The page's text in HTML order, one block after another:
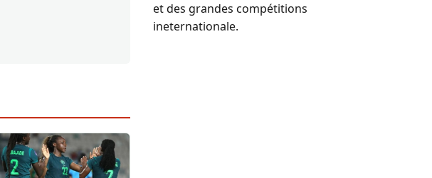
et des grandes compétitions
ineternationale.